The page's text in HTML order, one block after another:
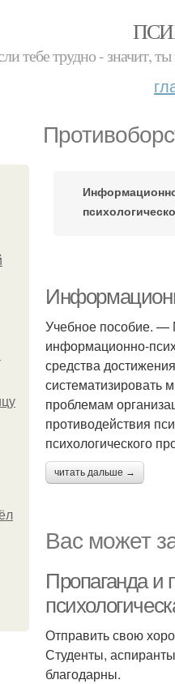
тебе трудно - значит,
Учебное пособие. —
информационно-
средства
систематизировать
проблемам
противодействия
психологического
читать дальше →
Вас может
Пропаганда и
Отправить свою
Студенты,
благодарны.